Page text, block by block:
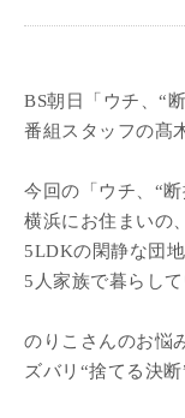
BS朝日「ウチ、“
番組スタッフの髙
今回の「ウチ、“断
横浜にお住まいの
5LDKの閑静な団
5人家族で暮らして
のりこさんのお悩
ズバリ“捨てる決断